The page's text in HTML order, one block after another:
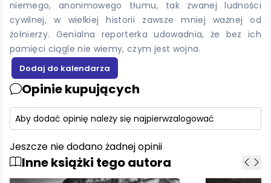
niemego, anonimowego tłumu, tak zwanej ludności
cywilnej, w wielkiej historii zawsze mniej ważnej od
żołnierzy. Genialna reporterka udowadnia, że bez ich
pamięci ciągle nie wiemy, czym jest wojna.
Opinie kupujących
Aby dodać opinię należy się najpierwzalogować
Jeszcze nie dodano żadnej opinii
Inne książki tego autora